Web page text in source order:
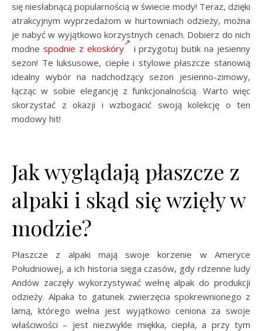
się niesłabnącą popularnością w świecie mody! Teraz, dzięki
atrakcyjnym wyprzedażom w hurtowniach odzieży, można
je nabyć w wyjątkowo korzystnych cenach. Dobierz do nich
modne spodnie z ekoskóry i przygotuj butik na jesienny
sezon! Te luksusowe, ciepłe i stylowe płaszcze stanowią
idealny wybór na nadchodzący sezon jesienno-zimowy,
łącząc w sobie elegancję z funkcjonalnością. Warto więc
skorzystać z okazji i wzbogacić swoją kolekcję o ten
modowy hit!
Jak wyglądają płaszcze z
alpaki i skąd się wzięły w
modzie?
Płaszcze z alpaki mają swoje korzenie w Ameryce
Południowej, a ich historia sięga czasów, gdy rdzenne ludy
Andów zaczęły wykorzystywać wełnę alpak do produkcji
odzieży. Alpaka to gatunek zwierzęcia spokrewnionego z
lamą, którego wełna jest wyjątkowo ceniona za swoje
właściwości – jest niezwykle miękka, ciepła, a przy tym